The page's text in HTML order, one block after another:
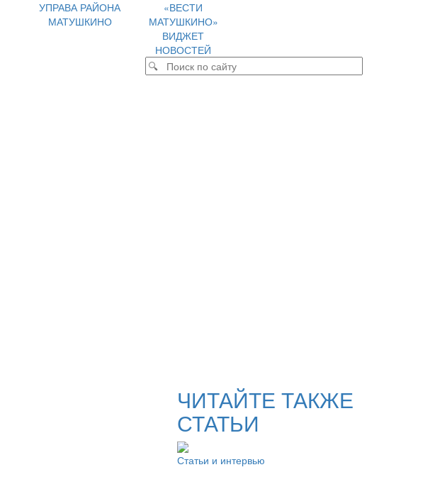
УПРАВА РАЙОНА
МАТУШКИНО
«ВЕСТИ
МАТУШКИНО»
ВИДЖЕТ
НОВОСТЕЙ
ЧИТАЙТЕ ТАКЖЕ
СТАТЬИ
Статьи и интервью